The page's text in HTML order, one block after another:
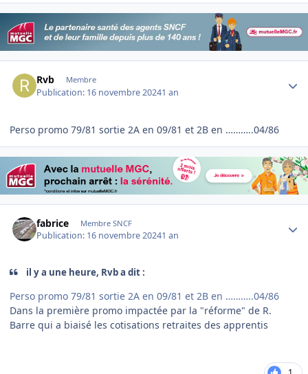
Rvb Membre
Publication: 16 novembre 20241 an
Perso promo 79/81 sortie 2A en 09/81 et 2B en ………..04/86
fabrice Membre SNCF
Publication: 16 novembre 20241 an
il y a une heure, Rvb a dit :
Perso promo 79/81 sortie 2A en 09/81 et 2B en ………..04/86
Dans la première promo impactée par la "réforme" de R.
Barre qui a biaisé les cotisations retraites des apprentis